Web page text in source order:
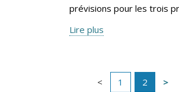
prévisions pour les trois
Lire plus
1 2